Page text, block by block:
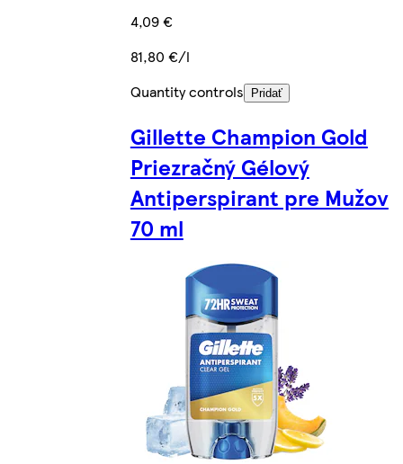
4,09 €
81,80 €/l
Quantity controls
Pridať
Gillette Champion Gold
Priezračný Gélový
Antiperspirant pre Mužov
70 ml